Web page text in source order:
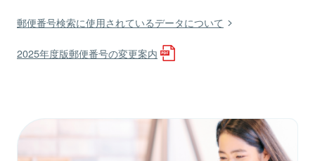
郵便番号検索に使用されているデータについて
2025年度版郵便番号の変更案内